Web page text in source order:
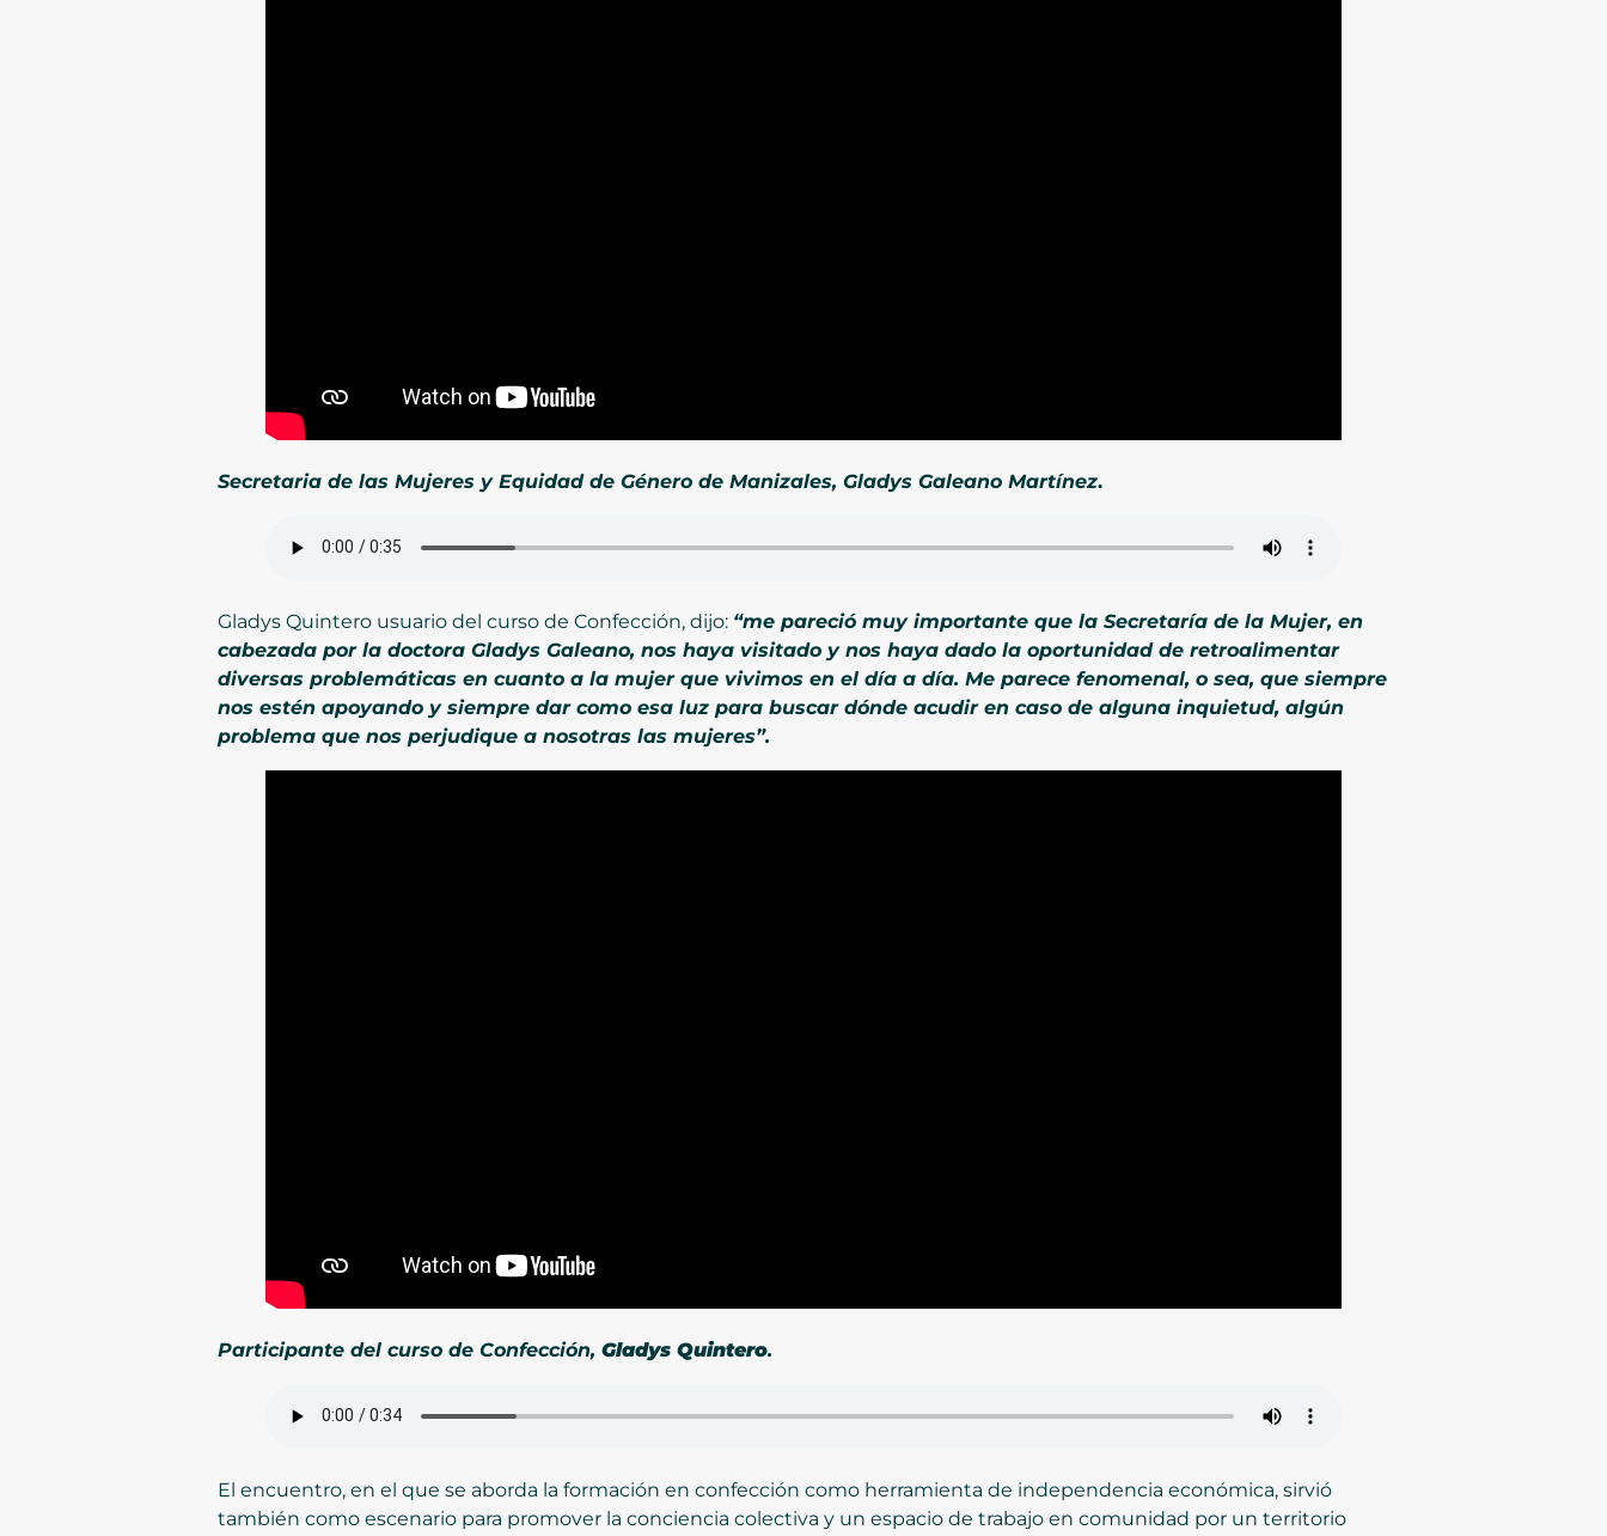
Secretaria de las Mujeres y Equidad de Género de Manizales, Gladys Galeano Martínez.
Gladys Quintero usuario del curso de Confección, dijo: “me pareció muy importante que la Secretaría de la Mujer, en
cabezada por la doctora Gladys Galeano, nos haya visitado y nos haya dado la oportunidad de retroalimentar
diversas problemáticas en cuanto a la mujer que vivimos en el día a día. Me parece fenomenal, o sea, que siempre
nos estén apoyando y siempre dar como esa luz para buscar dónde acudir en caso de alguna inquietud, algún
problema que nos perjudique a nosotras las mujeres”.
Participante del curso de Confección, Gladys Quintero.
El encuentro, en el que se aborda la formación en confección como herramienta de independencia económica, sirvió
también como escenario para promover la conciencia colectiva y un espacio de trabajo en comunidad por un territorio